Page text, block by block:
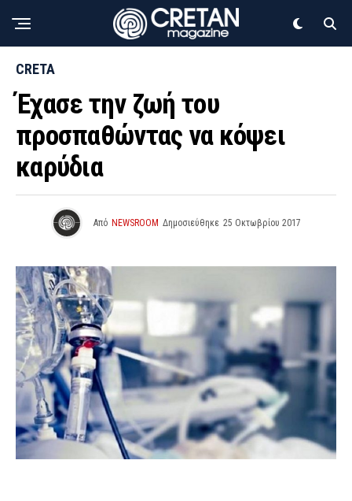
CRETA
Έχασε την ζωή του
προσπαθώντας να κόψει
καρύδια
Από NEWSROOM Δημοσιεύθηκε 25 Οκτωβρίου 2017